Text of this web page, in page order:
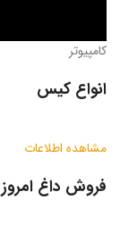
کامپیوتر
انواع کیس
مشاهده اطلاعات
فروش داغ امروز